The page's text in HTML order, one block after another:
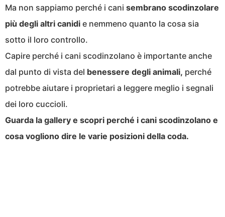
Ma non sappiamo perché i cani sembrano scodinzolare
più degli altri canidi e nemmeno quanto la cosa sia
sotto il loro controllo.
Capire perché i cani scodinzolano è importante anche
dal punto di vista del benessere degli animali, perché
potrebbe aiutare i proprietari a leggere meglio i segnali
dei loro cuccioli.
Guarda la gallery e scopri perché i cani scodinzolano e
cosa vogliono dire le varie posizioni della coda.